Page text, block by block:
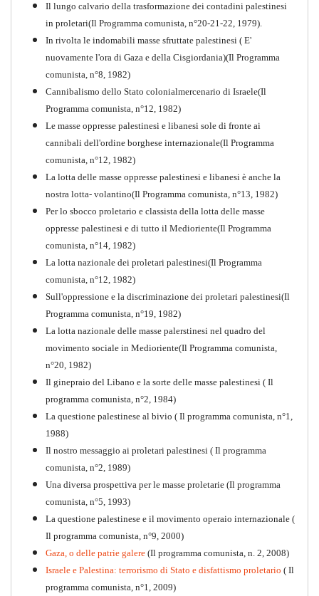
Perchè la Russia non era
comunista
Quaderno n°10
1917-2017 Ieri Oggi Domani
PDF Quaderno n°9
Il lungo calvario della trasformazione dei contadini palestinesi
in proletari(Il Programma comunista, n°20-21-22, 1979).
In rivolta le indomabili masse sfruttate palestinesi ( E'
nuovamente l'ora di Gaza e della Cisgiordania)(Il Programma
comunista, n°8, 1982)
Cannibalismo dello Stato colonialmercenario di Israele(Il
Programma comunista, n°12, 1982)
Le masse oppresse palestinesi e libanesi sole di fronte ai
cannibali dell'ordine borghese internazionale(Il Programma
comunista, n°12, 1982)
La lotta delle masse oppresse palestinesi e libanesi è anche la
nostra lotta- volantino(Il Programma comunista, n°13, 1982)
Per lo sbocco proletario e classista della lotta delle masse
oppresse palestinesi e di tutto il Medioriente(Il Programma
comunista, n°14, 1982)
La lotta nazionale dei proletari palestinesi(Il Programma
comunista, n°12, 1982)
Sull'oppressione e la discriminazione dei proletari palestinesi(Il
Programma comunista, n°19, 1982)
La lotta nazionale delle masse palerstinesi nel quadro del
movimento sociale in Medioriente(Il Programma comunista,
n°20, 1982)
Il ginepraio del Libano e la sorte delle masse palestinesi ( Il
programma comunista, n°2, 1984)
La questione palestinese al bivio ( Il programma comunista, n°1,
1988)
Il nostro messaggio ai proletari palestinesi ( Il programma
comunista, n°2, 1989)
Una diversa prospettiva per le masse proletarie (Il programma
comunista, n°5, 1993)
La questione palestinese e il movimento operaio internazionale (
Il programma comunista, n°9, 2000)
Gaza, o delle patrie galere (Il programma comunista, n. 2, 2008)
Israele e Palestina: terrorismo di Stato e disfattismo proletario ( Il
programma comunista, n°1, 2009)